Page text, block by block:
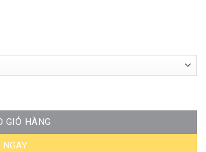
GIỎ HÀNG